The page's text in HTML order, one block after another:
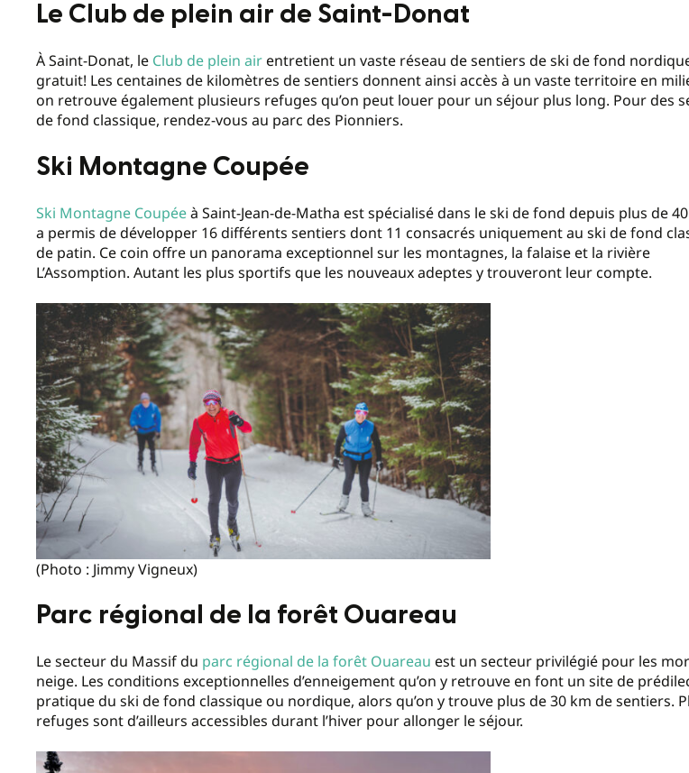
Le Club de plein air de Saint-Donat
À Saint-Donat, le Club de plein air entretient un vaste réseau de sentiers de ski de fond
gratuit! Les centaines de kilomètres de sentiers donnent ainsi accès à un vaste territoire en
on retrouve également plusieurs refuges qu’on peut louer pour un séjour plus long. Pour des
de fond classique, rendez-vous au parc des Pionniers.
Ski Montagne Coupée
Ski Montagne Coupéeà Saint-Jean-de-Matha est spécialisé dans le ski de fond depuis plus de
a permis de développer 16 différents sentiers dont 11 consacrés uniquement au ski de fond
de patin. Ce coin offre un panorama exceptionnel sur les montagnes, la falaise et la rivière
L’Assomption. Autant les plus sportifs que les nouveaux adeptes y trouveront leur compte.
(Photo : Jimmy Vigneux)
Parc régional de la forêt Ouareau
Le secteur du Massif du parc régional de la forêt Ouareau est un secteur privilégié pour les
neige. Les conditions exceptionnelles d’enneigement qu’on y retrouve en font un site de
pratique du ski de fond classique ou nordique, alors qu’on y trouve plus de 30 km de sentiers.
refuges sont d’ailleurs accessibles durant l’hiver pour allonger le séjour.